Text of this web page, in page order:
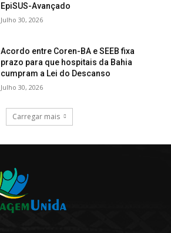
EpiSUS-Avançado
Julho 30, 2026
Acordo entre Coren-BA e SEEB fixa
prazo para que hospitais da Bahia
cumpram a Lei do Descanso
Julho 30, 2026
Carregar mais